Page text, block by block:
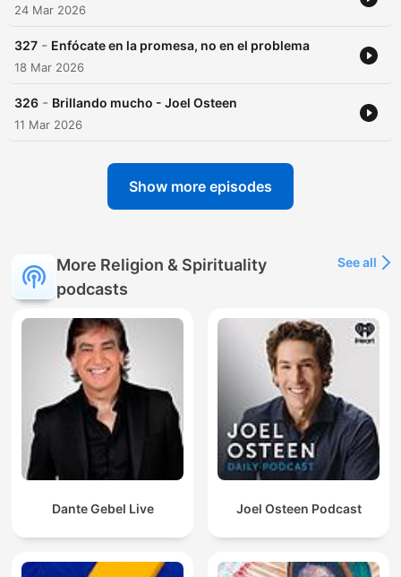
24 Mar 2026
327 - Enfócate en la promesa, no en el problema
18 Mar 2026
326 - Brillando mucho - Joel Osteen
11 Mar 2026
Show more episodes
More Religion & Spirituality
podcasts
See all
Dante Gebel Live Joel Osteen Podcast